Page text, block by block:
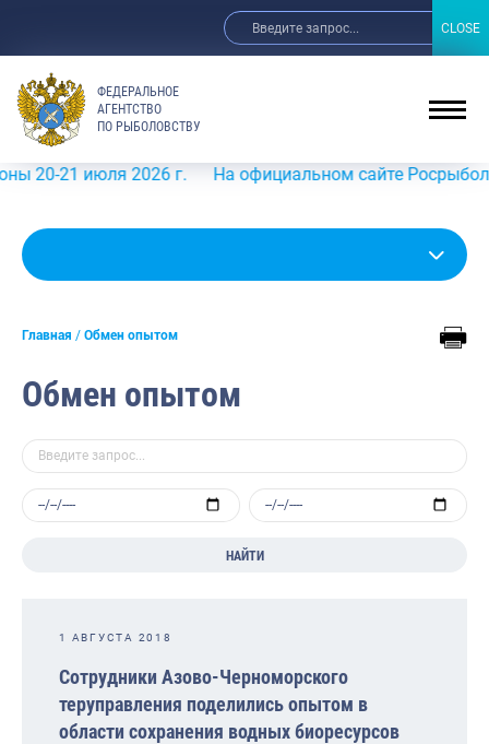
ФЕДЕРАЛЬНОЕ
АГЕНТСТВО
ПО РЫБОЛОВСТВУ
июля 2026 г. На официальном сайте Росрыболовства
Главная Обмен опытом
Обмен опытом
НАЙТИ
1 АВГУСТА 2018
Сотрудники Азово-Черноморского
теруправления поделились опытом в
области сохранения водных биоресурсов
CLOSE
CLOSE